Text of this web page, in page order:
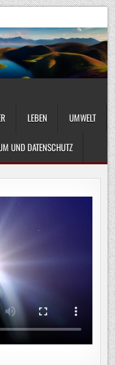
LEBEN UMWELT
UND DATENSCHUTZ